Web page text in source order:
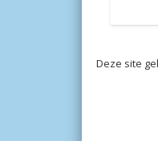
Deze site